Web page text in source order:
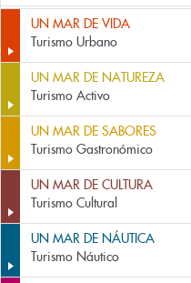
UN MAR DE VIDA
Turismo Urbano
UN MAR DE NATUREZA
Turismo Activo
UN MAR DE SABORES
Turismo Gastronómico
UN MAR DE CULTURA
Turismo Cultural
UN MAR DE NÁUTICA
Turismo Náutico